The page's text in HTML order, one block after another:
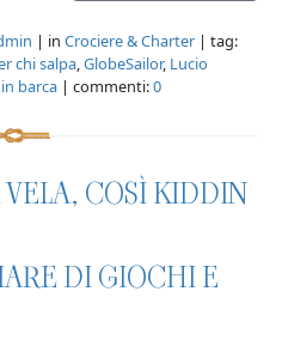
| in Crociere & Charter | tag:
chi salpa,GlobeSailor, Lucio
barca | commenti:0
COSÌ KIDDIN
DI GIOCHI E